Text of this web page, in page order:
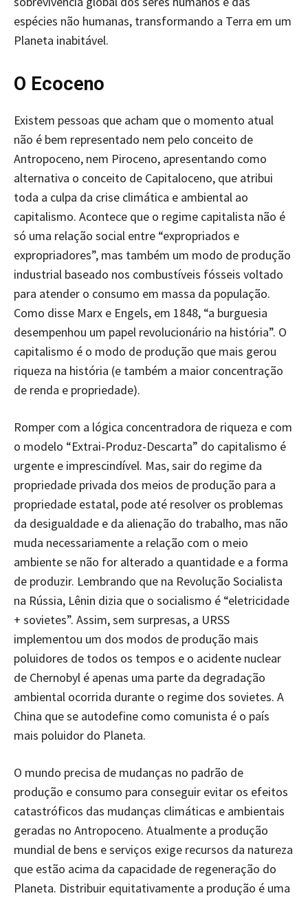
espécies não humanas, transformando a Terra em um
Planeta inabitável.
O Ecoceno
Existem pessoas que acham que o momento atual
não é bem representado nem pelo conceito de
Antropoceno, nem Piroceno, apresentando como
alternativa o conceito de Capitaloceno, que atribui
toda a culpa da crise climática e ambiental ao
capitalismo. Acontece que o regime capitalista não é
só uma relação social entre “expropriados e
expropriadores”, mas também um modo de produção
industrial baseado nos combustíveis fósseis voltado
para atender o consumo em massa da população.
Como disse Marx e Engels, em 1848, “a burguesia
desempenhou um papel revolucionário na história”. O
capitalismo é o modo de produção que mais gerou
riqueza na história (e também a maior concentração
de renda e propriedade).
Romper com a lógica concentradora de riqueza e com
o modelo “Extrai-Produz-Descarta” do capitalismo é
urgente e imprescindível. Mas, sair do regime da
propriedade privada dos meios de produção para a
propriedade estatal, pode até resolver os problemas
da desigualdade e da alienação do trabalho, mas não
muda necessariamente a relação com o meio
ambiente se não for alterado a quantidade e a forma
de produzir. Lembrando que na Revolução Socialista
na Rússia, Lênin dizia que o socialismo é “eletricidade
+ sovietes”. Assim, sem surpresas, a URSS
implementou um dos modos de produção mais
poluidores de todos os tempos e o acidente nuclear
de Chernobyl é apenas uma parte da degradação
ambiental ocorrida durante o regime dos sovietes. A
China que se autodefine como comunista é o país
mais poluidor do Planeta.
O mundo precisa de mudanças no padrão de
produção e consumo para conseguir evitar os efeitos
catastróficos das mudanças climáticas e ambientais
geradas no Antropoceno. Atualmente a produção
mundial de bens e serviços exige recursos da natureza
que estão acima da capacidade de regeneração do
Planeta. Distribuir equitativamente a produção é uma